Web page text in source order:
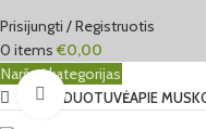
Prisijungti / Registruotis
0 items €0,00
Naršyti kategorijas
EL. PARDUOTUVĖAPIE MUS
Click to enlarge